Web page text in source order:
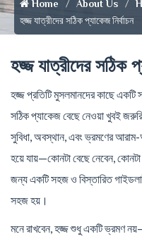
Home About Us
হজ্জ যাত্রীদের সঠিক প্যাকেজ নির্বাচন
হজ্জ যাত্রীদের সঠিক
হজ্জ প্রতিটি মুসলমানদের কাছে
সঠিক প্যাকেজ বেছে নেওয়া খুবই
সুবিধা, অবস্থান, এবং ভ্রমণের
হয়ে যায়—কোনটা বেছে নেবেন,
জন্য একটি সহজ ও বিস্তারিত
সহজ হয়।
মনে রাখবেন, হজ্জ শুধু একটি ভ্রমণ